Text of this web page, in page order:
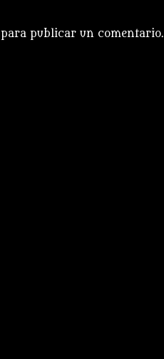
para publicar un comentario.